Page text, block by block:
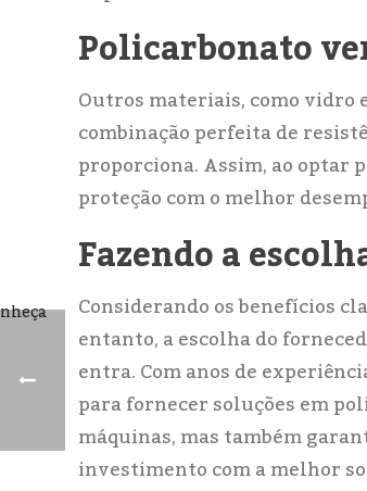
Policarbonato
Outros materiais, como vidro
combinação perfeita de
proporciona. Assim, ao optar
proteção com o melhor
Fazendo a
Considerando os benefícios
entanto, a escolha do
entra. Com anos de
para fornecer soluções em
máquinas, mas também
investimento com a melhor